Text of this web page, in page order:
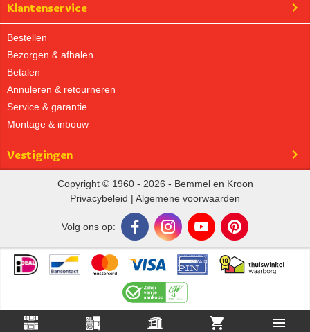
Klantenservice
Bestellen
Bezorgen & afhalen
Betalen
Annuleren & retourneren
Service & garantie
Montage & inbouw
Vestigingen
Copyright © 1960 - 2026 - Bemmel en Kroon
Privacybeleid | Algemene voorwaarden
Volg ons op: